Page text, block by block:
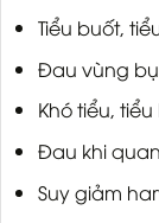
Tiểu buốt,
Đau vùng
Khó tiểu,
Đau khi
Suy giảm